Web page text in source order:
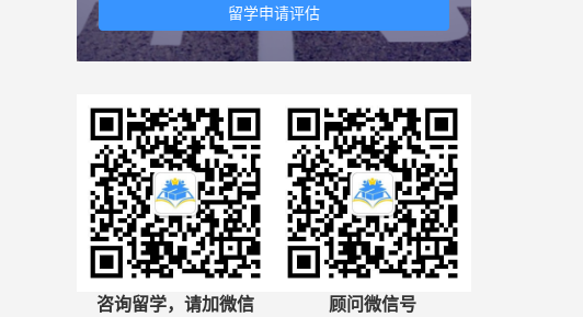
留学申请评估
咨询留学，请加微信 顾问微信号